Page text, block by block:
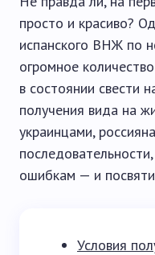
просто и красиво?
испанского ВНЖ по
огромное
в состоянии свести
получения вида на
украинцами,
ошибкам — и
Условия